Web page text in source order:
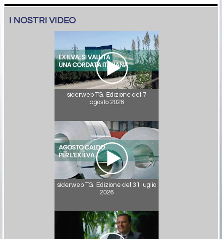
I NOSTRI VIDEO
siderweb TG. Edizione del 7
agosto 2026
siderweb TG. Edizione del 31 luglio
2026